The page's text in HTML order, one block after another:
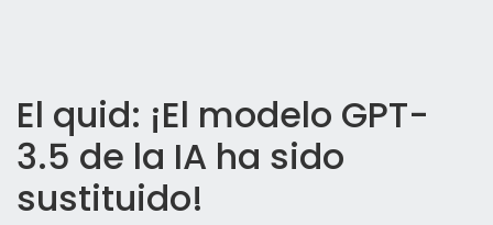
El quid: ¡El modelo GPT-
3.5 de la IA ha sido
sustituido!